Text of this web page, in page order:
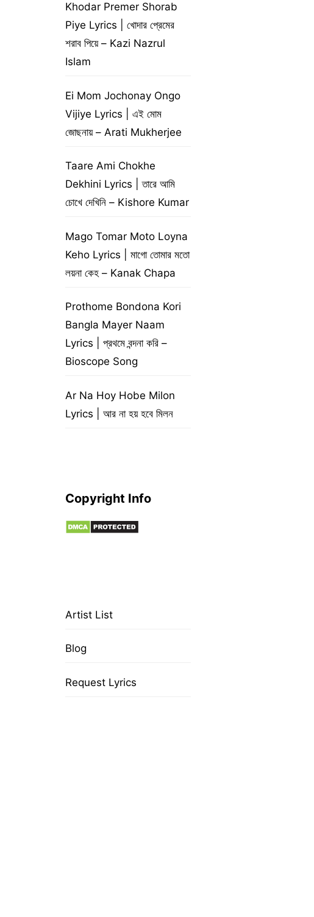
Khodar Premer Shorab
Piye Lyrics | খোদার প্রেমের
শরাব পিয়ে – Kazi Nazrul
Islam
Ei Mom Jochonay Ongo
Vijiye Lyrics | এই মোম
জোছনায় – Arati Mukherjee
Taare Ami Chokhe
Dekhini Lyrics | তারে আমি
চোখে দেখিনি – Kishore Kumar
Mago Tomar Moto Loyna
Keho Lyrics | মাগো তোমার মতো
লয়না কেহ – Kanak Chapa
Prothome Bondona Kori
Bangla Mayer Naam
Lyrics | প্রথমে বন্দনা করি –
Bioscope Song
Ar Na Hoy Hobe Milon
Lyrics | আর না হয় হবে মিলন
Copyright Info
Artist List
Blog
Request Lyrics